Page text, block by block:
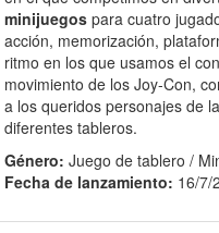
minijuegos para cuatro
acción, memorización,
ritmo en los que usamos el
movimiento de los Joy-Con,
a los queridos personajes de
diferentes tableros.
Género: Juego de tablero /
Fecha de lanzamiento: 16/7/